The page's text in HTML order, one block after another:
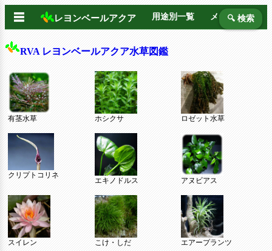
☰ レヨンベールアクア 用途別一覧 メーカー別
🔍 検索
RVA レヨンベールアクア水草図鑑
有茎水草 ホシクサ ロゼット水草
クリプトコリネ
エキノドルス アヌビアス
スイレン こけ・しだ エアープランツ